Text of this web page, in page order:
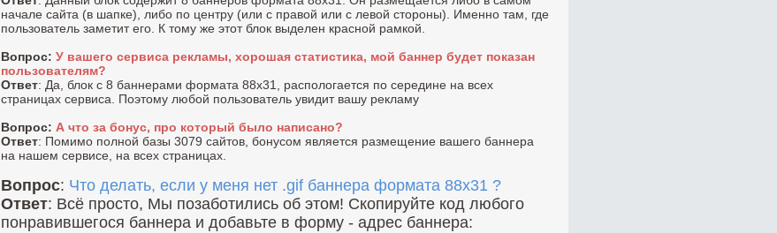
начале сайта (в шапке), либо по центру (или с правой или c левой стороны). Именно там, где
пользователь заметит его. К тому же этот блок выделен красной рамкой.
Вопрос: У вашего сервиса рекламы, хорошая статистика, мой баннер будет показан
пользователям?
Ответ: Да, блок с 8 баннерами формата 88x31, распологается по середине на всех
страницах сервиса. Поэтому любой пользователь увидит вашу рекламу
Вопрос: А что за бонус, про который было написано?
Ответ: Помимо полной базы 3079 сайтов, бонусом является размещение вашего баннера
на нашем сервисе, на всех страницах.
Вопрос: Что делать, если у меня нет .gif баннера формата 88x31 ?
Ответ: Всё просто, Мы позаботились об этом! Скопируйте код любого
понравившегося баннера и добавьте в форму - адрес баннера: